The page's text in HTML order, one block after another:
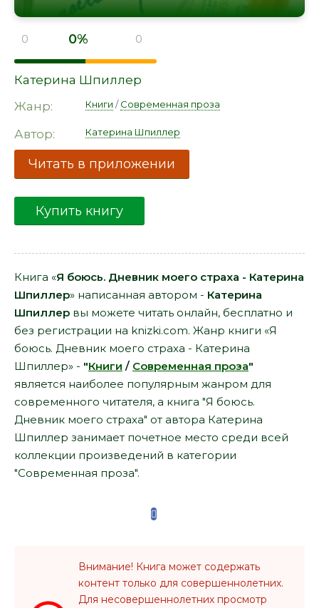
0 0% 0
Катерина Шпиллер
Жанр:
Книги /Современная проза
Автор: Катерина Шпиллер
Читать в приложении
Купить книгу
Книга «Я боюсь. Дневник моего страха - Катерина
Шпиллер» написанная автором - Катерина
Шпиллер вы можете читать онлайн, бесплатно и
без регистрации на knizki.com. Жанр книги «Я
боюсь. Дневник моего страха - Катерина
Шпиллер» - "Книги / Современная проза"
является наиболее популярным жанром для
современного читателя, а книга "Я боюсь.
Дневник моего страха" от автора Катерина
Шпиллер занимает почетное место среди всей
коллекции произведений в категории
"Современная проза".
Внимание! Книга может содержать
контент только для совершеннолетних.
Для несовершеннолетних просмотр